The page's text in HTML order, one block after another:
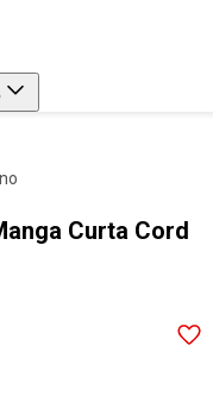
Curta Cord